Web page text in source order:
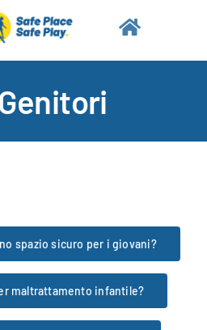
spazio sicuro per i giovani?
maltrattamento infantile?